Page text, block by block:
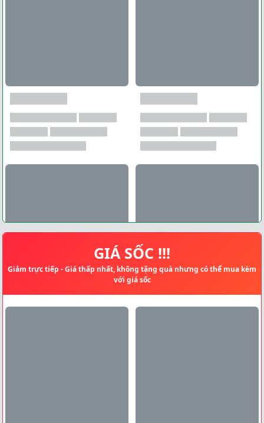
GIÁ SỐC !!!
Giảm trực tiếp - Giá thấp nhất, không tặng quà nhưng có thể mua kèm
với giá sốc